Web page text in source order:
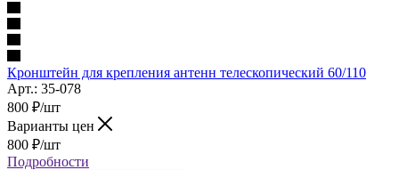
Кронштейн для крепления антенн телескопический 60/110
Арт.: 35-078
800 ₽/шт
Варианты цен
800 ₽/шт
Подробности